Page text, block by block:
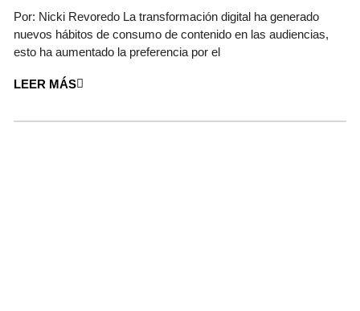
Por: Nicki Revoredo La transformación digital ha generado
nuevos hábitos de consumo de contenido en las audiencias,
esto ha aumentado la preferencia por el
LEER MÁS